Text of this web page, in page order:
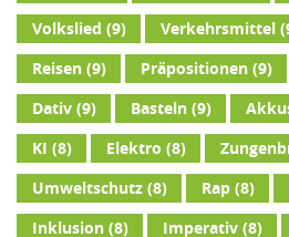
Volkslied (9) Verkehrsmittel
Reisen(9) Präpositionen(9)
Dativ(9) Basteln(9)
KI (8) Elektro (8)
Umweltschutz(8) Rap(8)
Inklusion(8) Imperativ(8)